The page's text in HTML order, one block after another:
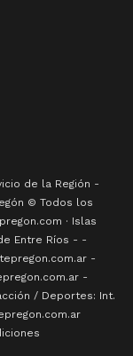
de la Región -
© Todos los
· Islas
Entre Ríos - -
-
-
/ Deportes: Int.